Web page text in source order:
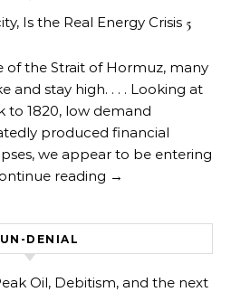
Is the Real Energy Crisis 5
the Strait of Hormuz, many
and stay high. . . . Looking at
to 1820, low demand
produced financial
we appear to be entering
reading →
UN-DENIAL
Oil, Debitism, and the next